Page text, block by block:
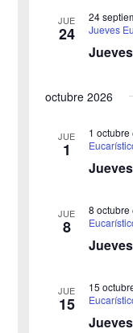
JUE
24
24
Jueves
octubre 2026
JUE
1
1 octubre
JUE
8
8 octubre
JUE
15
15